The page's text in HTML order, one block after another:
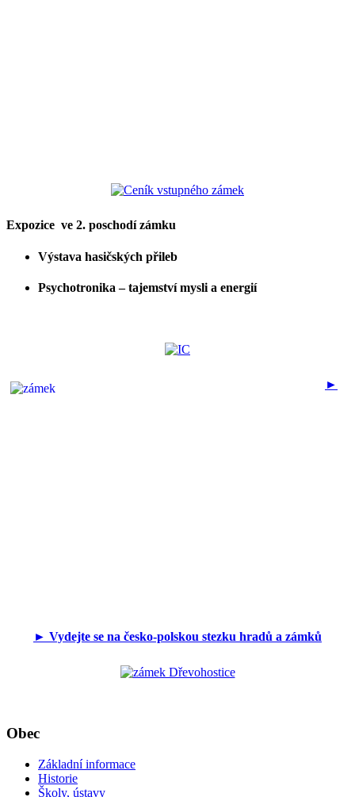
Expozice ve 2. poschodí zámku
Výstava hasičských přileb
Psychotronika – tajemství mysli a energií
►
► Vydejte se na česko-polskou stezku hradů a zámků
Obec
Základní informace
Historie
Školy, ústavy